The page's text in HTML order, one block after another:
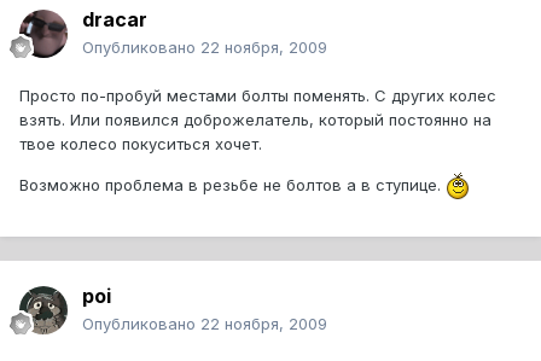
dracar
Опубликовано 22 ноября, 2009
Просто по-пробуй местами болты поменять. С других колес
взять. Или появился доброжелатель, который постоянно на
твое колесо покуситься хочет.
Возможно проблема в резьбе не болтов а в ступице.
poi
Опубликовано 22 ноября, 2009